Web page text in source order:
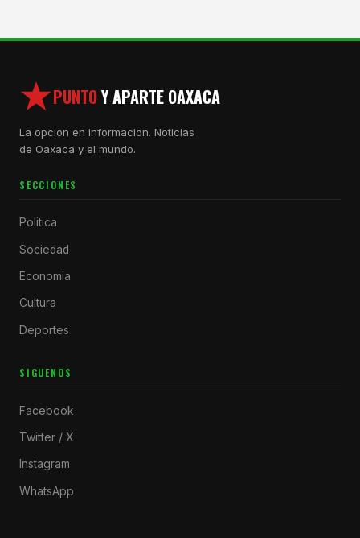
PUNTOY APARTE OAXACA
La opcion en informacion. Noticias
de Oaxaca y el mundo.
SECCIONES
Politica
Sociedad
Economia
Cultura
Deportes
SIGUENOS
Facebook
Twitter / X
Instagram
WhatsApp